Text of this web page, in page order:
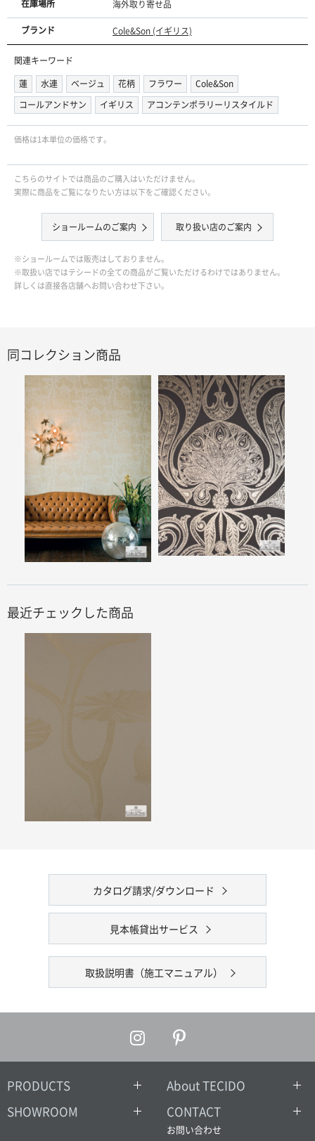
在庫場所 海外取り寄せ品
ブランド Cole&Son (イギリス)
関連キーワード
蓮
水連 ベージュ 花柄 フラワー
Cole&Son
コールアンドサン
イギリス アコンテンポラリーリスタイルド
価格は1本単位の価格です。
こちらのサイトでは商品のご購入はいただけません。
実際に商品をご覧になりたい方は以下をご確認ください。
ショールームのご案内 取り扱い店のご案内
※ショールームでは販売はしておりません。
※取扱い店ではテシードの全ての商品がご覧いただけるわけではありません。
詳しくは直接各店舗へお問い合わせ下さい。
同コレクション商品
最近チェックした商品
カタログ請求/ダウンロード
見本帳貸出サービス
取扱説明書（施工マニュアル）
PRODUCTS
About TECIDO
SHOWROOM
CONTACT
お問い合わせ